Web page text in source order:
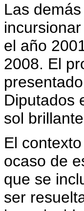
Las
el año
2008. El
Diputados
sol
El
ocaso de
que se
ser